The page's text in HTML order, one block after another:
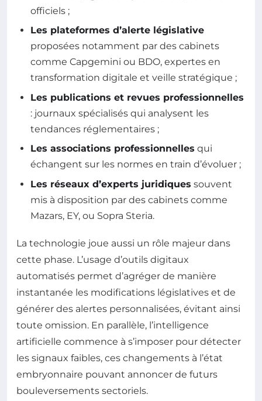
officiels ;
Les plateformes d’alerte législative
proposées notamment par des cabinets
comme Capgemini ou BDO, expertes en
transformation digitale et veille stratégique ;
Les publications et revues professionnelles
: journaux spécialisés qui analysent les
tendances réglementaires ;
Les associations professionnelles qui
échangent sur les normes en train d’évoluer ;
Les réseaux d’experts juridiques souvent
mis à disposition par des cabinets comme
Mazars, EY, ou Sopra Steria.
La technologie joue aussi un rôle majeur dans
cette phase. L’usage d’outils digitaux
automatisés permet d’agréger de manière
instantanée les modifications législatives et de
générer des alertes personnalisées, évitant ainsi
toute omission. En parallèle, l’intelligence
artificielle commence à s’imposer pour détecter
les signaux faibles, ces changements à l’état
embryonnaire pouvant annoncer de futurs
bouleversements sectoriels.